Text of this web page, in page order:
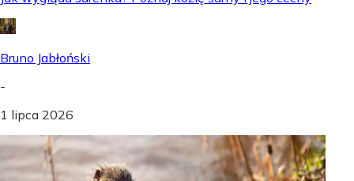
Bruno Jabłoński
-
1 lipca 2026